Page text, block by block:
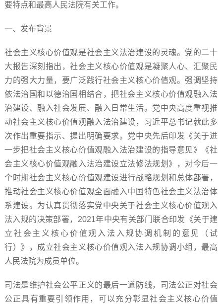
要特点和最高人民法院有关工作。
一、发布背景
社会主义核心价值观是社会主义法治建设的灵魂。党的二十
大报告深刻指出，社会主义核心价值观是凝聚人心、汇聚民
力的强大力量，要广泛践行社会主义核心价值观。强调坚持
依法治国和以德治国相结合，把社会主义核心价值观融入法
治建设、融入社会发展、融入日常生活。党中央高度重视推
动社会主义核心价值观融入法治建设，习近平总书记就此多
次作出重要指示、提出明确要求。党中央先后印发《关于进
一步把社会主义核心价值观融入法治建设的指导意见》《社
会主义核心价值观融入法治建设立法修法规划》，对今后一
个时期社会主义核心价值观建设进行战略规划和总体部署，
推动社会主义核心价值观全面融入中国特色社会主义法治体
系建设。为认真贯彻落实党中央关于社会主义核心价值观入
法入规的决策部署，2021年中央有关部门联合印发《关于建
立社会主义核心价值观入法入规协调机制的意见（试
行）》，成立社会主义核心价值观入法入规协调小组，最高
人民法院为成员单位。
司法是维护社会公平正义的最后一道防线，司法公正对社会
公正具有重要引领作用，可以充分彰显社会主义核心价值